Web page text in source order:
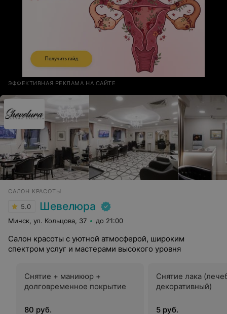
ЭФФЕКТИВНАЯ РЕКЛАМА НА САЙТЕ
САЛОН КРАСОТЫ
5.0 Шевелюра
Минск, ул. Кольцова, 37 до 21:00
Салон красоты с уютной атмосферой, широким
спектром услуг и мастерами высокого уровня
Снятие + маникюр +
долговременное покрытие
80 руб.
Снятие лака
декоративный)
5 руб.